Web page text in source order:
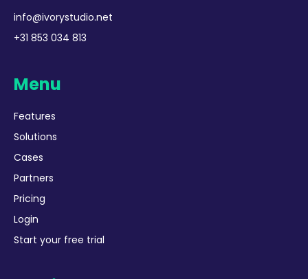
info@ivorystudio.net
+31 853 034 813
Menu
Features
Solutions
Cases
Partners
Pricing
Login
Start your free trial